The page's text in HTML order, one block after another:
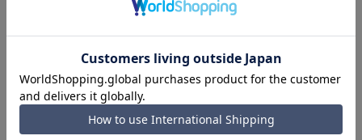
汚れは部分洗いもOK。
身体の動きを妨げない快適な伸縮性で快適な着心地をサポー
■シワ抑制
生地特性でシワになりにくい。
■折り目スッキリ